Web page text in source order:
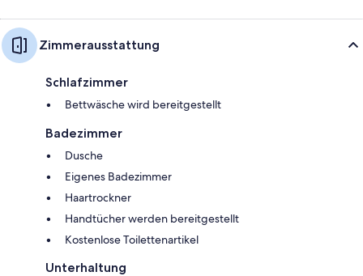
Zimmerausstattung
Schlafzimmer
Bettwäsche wird bereitgestellt
Badezimmer
Dusche
Eigenes Badezimmer
Haartrockner
Handtücher werden bereitgestellt
Kostenlose Toilettenartikel
Unterhaltung